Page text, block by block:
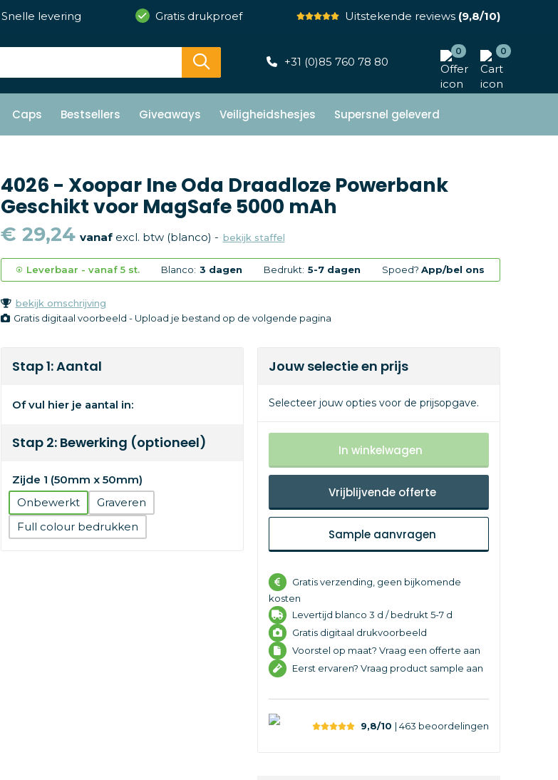
Snelle levering Gratis drukproef Uitstekende reviews(9,8/10)
+31 (0)85 760 78 80
0 0
Caps Bestsellers Giveaways Veiligheidshesjes Supersnel geleverd
4026 - Xoopar Ine Oda Draadloze Powerbank
Geschikt voor MagSafe 5000 mAh
€ 29,24 vanafexcl. btw (blanco) - bekijk staffel
Leverbaar - vanaf 5 st. Blanco: 3 dagen Bedrukt: 5-7 dagen Spoed?App/bel ons
bekijk omschrijving
Gratis digitaal voorbeeld - Upload je bestand op de volgende pagina
Stap 1: Aantal
Of vul hier je aantal in:
Stap 2: Bewerking (optioneel)
Zijde 1 (50mm x 50mm)
Onbewerkt
Graveren
Full colour
Jouw selectie en prijs
Selecteer jouw opties voor de prijsopgave.
In winkelwagen
Vrijblijvende offerte
Sample aanvragen
Gratis verzending, geen bijkomende
kosten
Levertijd blanco 3 d / bedrukt 5-7 d
Gratis digitaal drukvoorbeeld
Voorstel op maat? Vraag een offerte aan
Eerst ervaren? Vraag product sample aan
9,8/10 | 463 beoordelingen